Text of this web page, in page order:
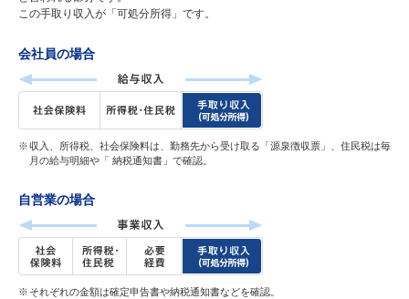
この手取り収入が「可処分所得」です。
会社員の場合
収入、所得税、社会保険料は、勤務先から受け取る「源泉徴収票」、住民税は毎
月の給与明細や「 納税通知書」で確認。
自営業の場合
それぞれの金額は確定申告書や納税通知書などを確認。